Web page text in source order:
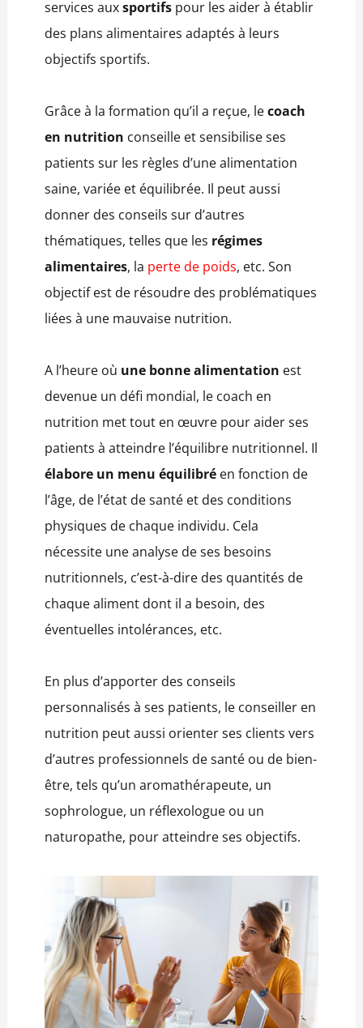
services auxsportifspour les aider à établir
des plans alimentaires adaptés à leurs
objectifs sportifs.
Grâce à la formation qu’il a reçue, lecoach
en nutrition conseille et sensibilise ses
patients sur les règles d’une alimentation
saine, variée et équilibrée. Il peut aussi
donner des conseils sur d’autres
thématiques, telles que les régimes
alimentaires, la perte de poids, etc. Son
objectif est de résoudre des problématiques
liées à une mauvaise nutrition.
A l’heure où une bonne alimentation est
devenue un défi mondial, le coach en
nutrition met tout en œuvre pour aider ses
patients à atteindre l’équilibre nutritionnel. Il
élabore un menu équilibréen fonction de
l’âge, de l’état de santé et des conditions
physiques de chaque individu. Cela
nécessite une analyse de ses besoins
nutritionnels, c’est-à-dire des quantités de
chaque aliment dont il a besoin, des
éventuelles intolérances, etc.
En plus d’apporter des conseils
personnalisés à ses patients, le conseiller en
nutrition peut aussi orienter ses clients vers
d’autres professionnels de santé ou de bien-
être, tels qu’un aromathérapeute, un
sophrologue, un réflexologue ou un
naturopathe, pour atteindre ses objectifs.